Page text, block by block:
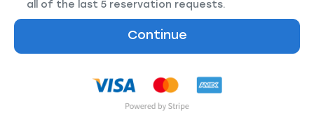
all of the last 5 reservation requests.
Continue